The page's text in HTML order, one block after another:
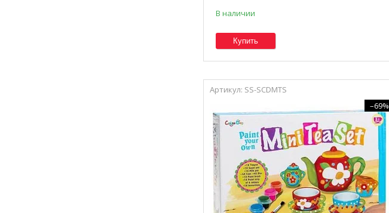
В наличии
Купить
SS-SCDMTS
–69%